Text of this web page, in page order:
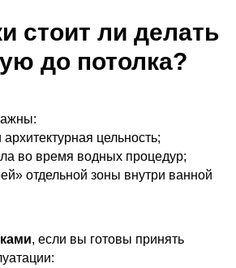
стоит ли делать
до потолка?
цельность;
во время водных процедур;
отдельной зоны внутри ванной
, если вы готовы принять